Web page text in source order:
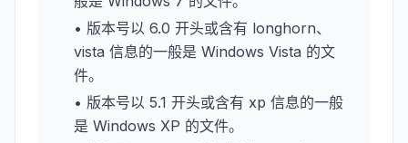
• 版本号以 6.0 开头或含有 longhorn、
vista 信息的一般是 Windows Vista 的文
件。
• 版本号以 5.1 开头或含有 xp 信息的一般
是 Windows XP 的文件。